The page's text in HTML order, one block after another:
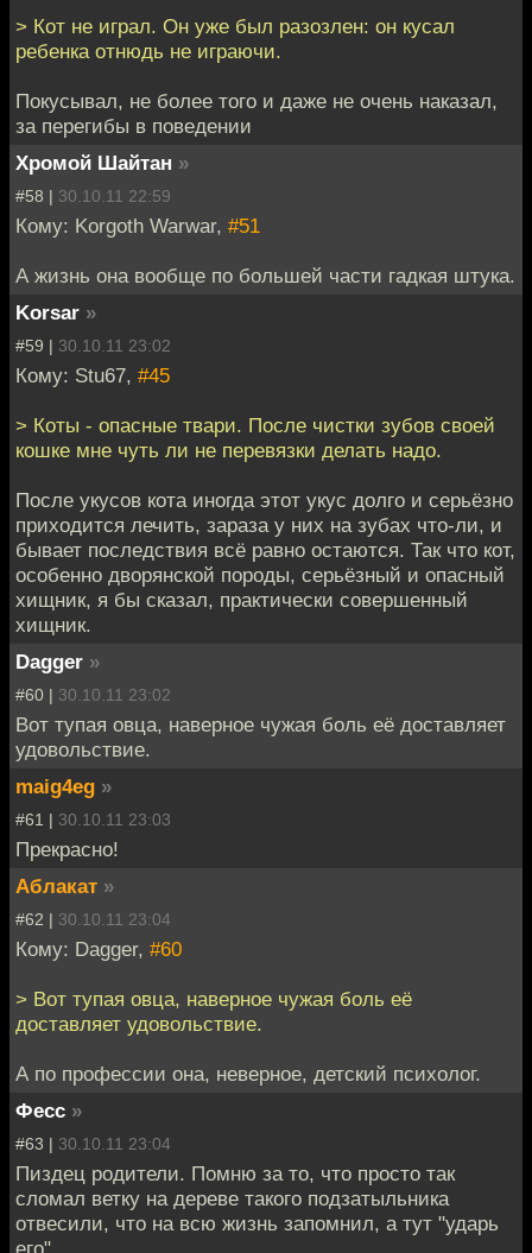
> Кот не играл. Он уже был разозлен: он кусал
ребенка отнюдь не играючи.
Покусывал, не более того и даже не очень наказал,
за перегибы в поведении
Хромой Шайтан »
#58 | 30.10.11 22:59
Кому: Korgoth Warwar, #51
А жизнь она вообще по большей части гадкая штука.
Korsar »
#59 | 30.10.11 23:02
Кому: Stu67, #45
> Коты - опасные твари. После чистки зубов своей
кошке мне чуть ли не перевязки делать надо.
После укусов кота иногда этот укус долго и серьёзно
приходится лечить, зараза у них на зубах что-ли, и
бывает последствия всё равно остаются. Так что кот,
особенно дворянской породы, серьёзный и опасный
хищник, я бы сказал, практически совершенный
хищник.
Dagger »
#60 | 30.10.11 23:02
Вот тупая овца, наверное чужая боль её доставляет
удовольствие.
maig4eg »
#61 | 30.10.11 23:03
Прекрасно!
Аблакат »
#62 | 30.10.11 23:04
Кому: Dagger, #60
> Вот тупая овца, наверное чужая боль её
доставляет удовольствие.
А по профессии она, неверное, детский психолог.
Фесс »
#63 | 30.10.11 23:04
Пиздец родители. Помню за то, что просто так
сломал ветку на дереве такого подзатыльника
отвесили, что на всю жизнь запомнил, а тут "ударь
его".